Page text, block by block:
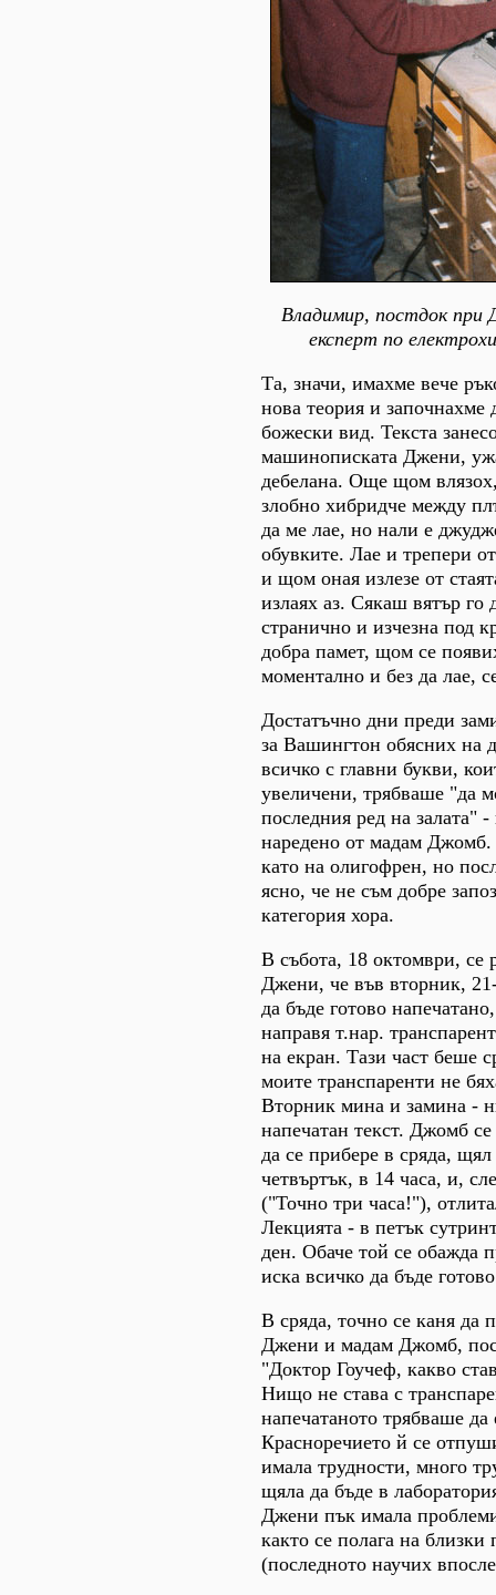
Владимир, постдок
експерт по
Та, значи, имахме вече
нова теория и започнахме
божески вид. Текста
машинописката Джени,
дебелана. Още щом
злобно хибридче между
да ме лае, но нали е
обувките. Лае и трепери
и щом оная излезе от
излаях аз. Сякаш вятър го
странично и изчезна под
добра памет, щом се
моментално и без да лае,
Достатъчно дни преди
за Вашингтон обясних на
всичко с главни букви,
увеличени, трябваше "да
последния ред на залата"
наредено от мадам Джомб.
като на олигофрен, но
ясно, че не съм добре
категория хора.
В събота, 18 октомври, се
Джени, че във вторник,
да бъде готово
направя т.нар.
на екран. Тази част беше
моите транспаренти не
Вторник мина и замина -
напечатан текст. Джомб
да се прибере в сряда,
четвъртък, в 14 часа, и,
("Точно три часа!"),
Лекцията - в петък
ден. Обаче той се обажда
иска всичко да бъде
В сряда, точно се каня да
Джени и мадам Джомб,
"Доктор Гоучеф, какво
Нищо не става с
напечатаното трябваше да
Красноречието й се
имала трудности, много
щяла да бъде в
Джени пък имала
както се полага на близки
(последното научих